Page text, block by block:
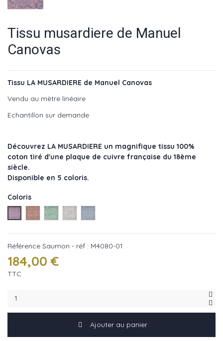
Tissu musardiere de Manuel
Canovas
Tissu LA MUSARDIERE de Manuel Canovas
Vendu au mètre linéaire
Echantillon sur demande
Découvrez LA MUSARDIERE un magnifique tissu 100%
coton tiré d'une plaque de cuivre française du 18ème
siècle.
Disponible en 5 coloris.
Coloris
Saumon - réf : M4080-01
Azalee - réf : M4080-02
Amande - réf : M4080-03
Celadon - réf : M4080-04
Bleuet - réf : M4080-05
Référence Saumon - réf : M4080-01
184,00 €
TTC
Ajouter au panier